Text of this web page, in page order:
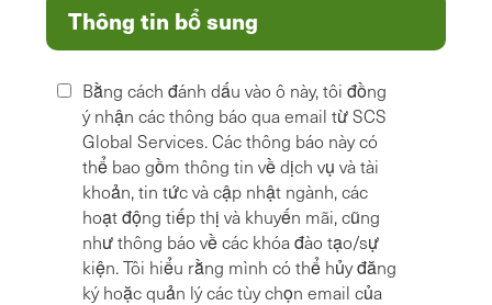
Thông tin bổ sung
Bằng cách đánh dấu vào ô này, tôi đồng
ý nhận các thông báo qua email từ SCS
Global Services. Các thông báo này có
thể bao gồm thông tin về dịch vụ và tài
khoản, tin tức và cập nhật ngành, các
hoạt động tiếp thị và khuyến mãi, cũng
như thông báo về các khóa đào tạo/sự
kiện. Tôi hiểu rằng mình có thể hủy đăng
ký hoặc quản lý các tùy chọn email của